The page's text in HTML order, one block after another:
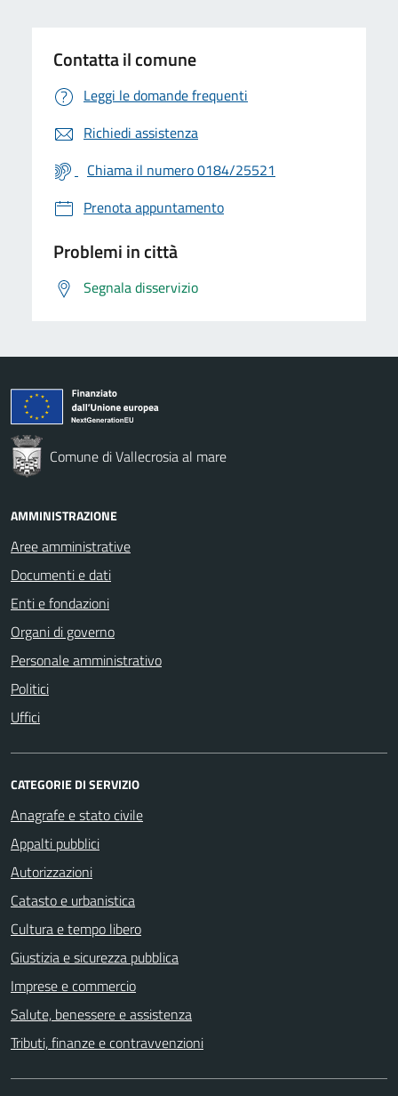
Contatta il comune
Leggi le domande frequenti
Richiedi assistenza
Chiama il numero 0184/25521
Prenota appuntamento
Problemi in città
Segnala disservizio
Comune di Vallecrosia al mare
AMMINISTRAZIONE
Aree amministrative
Documenti e dati
Enti e fondazioni
Organi di governo
Personale amministrativo
Politici
Uffici
CATEGORIE DI SERVIZIO
Anagrafe e stato civile
Appalti pubblici
Autorizzazioni
Catasto e urbanistica
Cultura e tempo libero
Giustizia e sicurezza pubblica
Imprese e commercio
Salute, benessere e assistenza
Tributi, finanze e contravvenzioni